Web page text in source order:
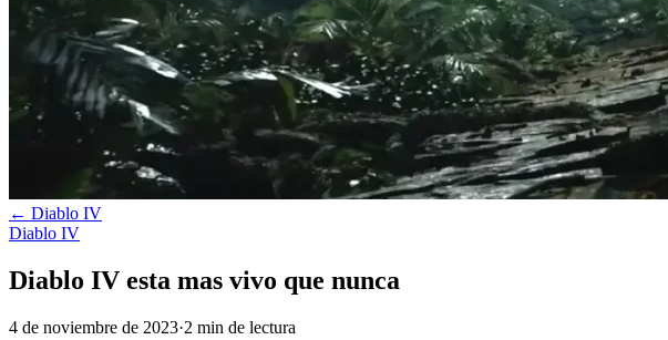
← Diablo IV
Diablo IV
Diablo IV esta mas vivo que nunca
4 de noviembre de 2023·2 min de lectura